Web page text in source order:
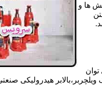
ها و
توان
ویلچربر،بالابر هیدرولیکی